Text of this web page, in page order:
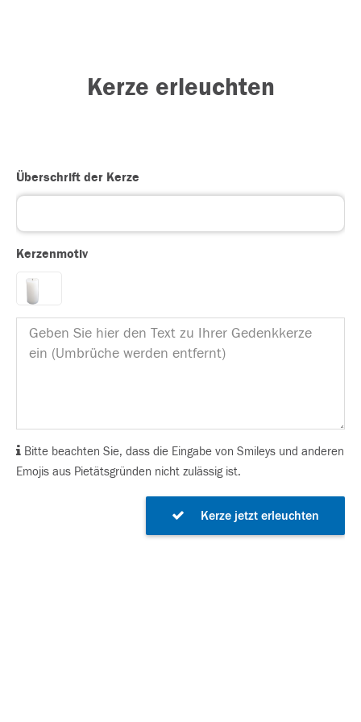
Kerze erleuchten
Überschrift der Kerze
Kerzenmotiv
Bitte beachten Sie, dass die Eingabe von Smileys und anderen
Emojis aus Pietätsgründen nicht zulässig ist.
Kerze jetzt erleuchten